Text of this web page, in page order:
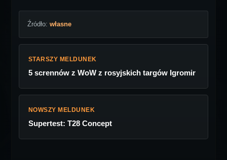
Źródło: własne
STARSZY MELDUNEK
5 scrennów z WoW z rosyjskich targów Igromir
NOWSZY MELDUNEK
Supertest: T28 Concept